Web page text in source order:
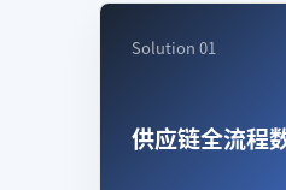
Solution 01
供应链全流程